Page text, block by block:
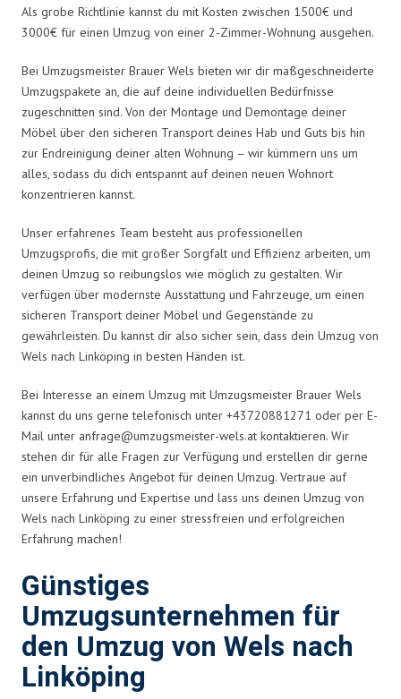
Als grobe Richtlinie kannst du mit Kosten zwischen 1500€ und
3000€ für einen Umzug von einer 2-Zimmer-Wohnung ausgehen.
Bei Umzugsmeister Brauer Wels bieten wir dir maßgeschneiderte
Umzugspakete an, die auf deine individuellen Bedürfnisse
zugeschnitten sind. Von der Montage und Demontage deiner
Möbel über den sicheren Transport deines Hab und Guts bis hin
zur Endreinigung deiner alten Wohnung – wir kümmern uns um
alles, sodass du dich entspannt auf deinen neuen Wohnort
konzentrieren kannst.
Unser erfahrenes Team besteht aus professionellen
Umzugsprofis, die mit großer Sorgfalt und Effizienz arbeiten, um
deinen Umzug so reibungslos wie möglich zu gestalten. Wir
verfügen über modernste Ausstattung und Fahrzeuge, um einen
sicheren Transport deiner Möbel und Gegenstände zu
gewährleisten. Du kannst dir also sicher sein, dass dein Umzug von
Wels nach Linköping in besten Händen ist.
Bei Interesse an einem Umzug mit Umzugsmeister Brauer Wels
kannst du uns gerne telefonisch unter +43720881271 oder per E-
Mail unter anfrage@umzugsmeister-wels.at kontaktieren. Wir
stehen dir für alle Fragen zur Verfügung und erstellen dir gerne
ein unverbindliches Angebot für deinen Umzug. Vertraue auf
unsere Erfahrung und Expertise und lass uns deinen Umzug von
Wels nach Linköping zu einer stressfreien und erfolgreichen
Erfahrung machen!
Günstiges
Umzugsunternehmen für
den Umzug von Wels nach
Linköping